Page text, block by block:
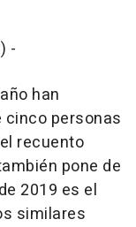
-
han
personas
recuento
pone de
2019 es el
similares